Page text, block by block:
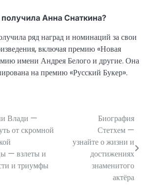
Анна Снаткина?
ряд наград и номинаций за свои
включая премию «Новая
имени Андрея Белого и другие. Она
на премию «Русский Букер».
Влади —
от скромной
— взлеты и
и триумфы
Биография
Стетхем —
узнайте о жизни и
достижениях
знаменитого
актёра